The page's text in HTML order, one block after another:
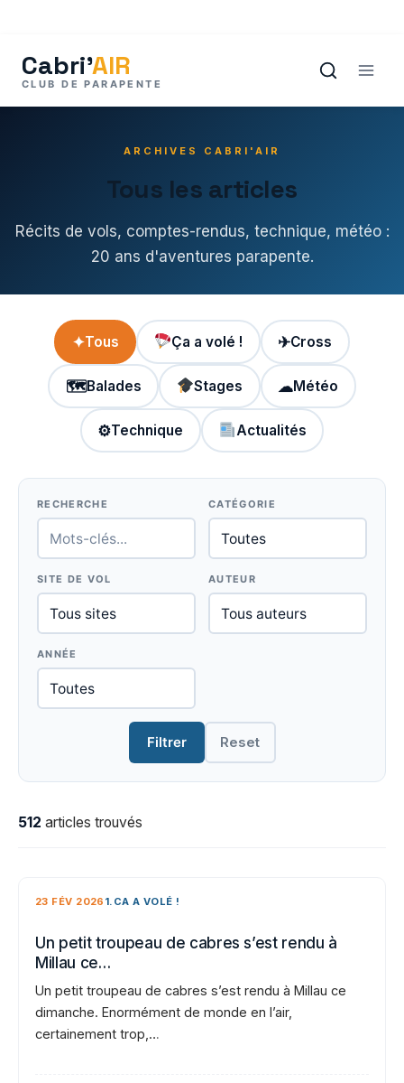
contenu
ARCHIVES CABRI'AIR
Tous les articles
Récits de vols, comptes-rendus, technique, météo :
20 ans d'aventures parapente.
✦Tous Ça a volé ! ✈Cross
🗺Balades Stages ☁Météo
⚙Technique Actualités
RECHERCHE CATÉGORIE
SITE DE VOL AUTEUR
ANNÉE
Filtrer Reset
512 articles trouvés
23 FÉV 2026 1.CA A VOLÉ !
Un petit troupeau de cabres s’est rendu à
Millau ce…
Un petit troupeau de cabres s’est rendu à Millau ce
dimanche. Enormément de monde en l’air,
certainement trop,…